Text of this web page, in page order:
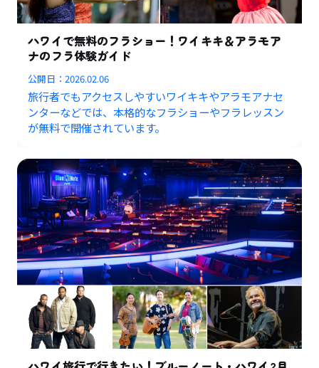
ハワイで無料のフラショー！ワイキキ＆アラモア
ナのフラ体験ガイド
公開日：2026.02.06
旅行者でもアクセスしやすいワイキキやアラモアナセ
ンターなどでは、本格的なフラショーやフラレッスン
が無料で開催されています。